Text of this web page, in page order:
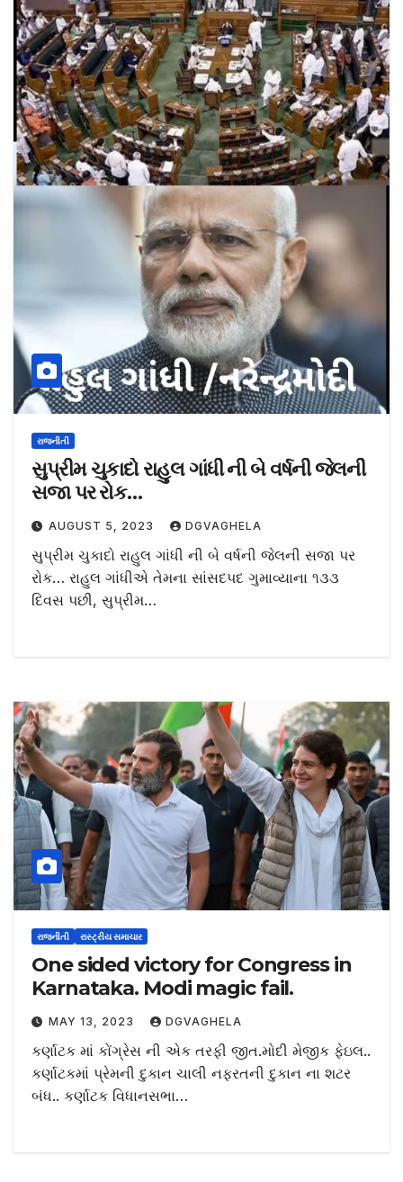
રાજનીતી
સુપ્રીમ ચુકાદો રાહુલ ગાંધી ની બે વર્ષની જેલની
સજા પર રોક…
AUGUST 5, 2023 DGVAGHELA
સુપ્રીમ ચુકાદો રાહુલ ગાંધી ની બે વર્ષની જેલની સજા પર
રોક… રાહુલ ગાંધીએ તેમના સાંસદપદ ગુમાવ્યાના ૧૩૩
દિવસ પછી, સુપ્રીમ…
રાજનીતી રાસ્ટ્રીય સમાચાર
One sided victory for Congress in
Karnataka. Modi magic fail.
MAY 13, 2023 DGVAGHELA
કર્ણાટક માં કોંગ્રેસ ની એક તરફી જીત.મોદી મેજીક ફેઇલ..
કર્ણાટકમાં પ્રેમની દુકાન ચાલી નફરતની દુકાન ના શટર
બંધ.. કર્ણાટક વિધાનસભા…